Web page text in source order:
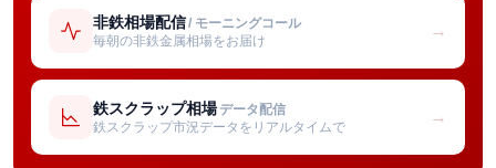
非鉄相場配信/ モーニングコール
毎朝の非鉄金属相場をお届け
→
鉄スクラップ相場 データ配信
鉄スクラップ市況データをリアルタイムで
→